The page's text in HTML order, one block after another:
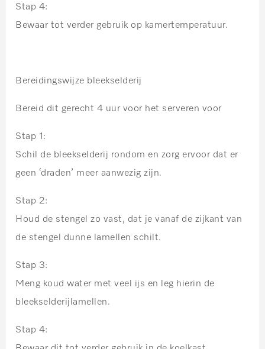
Stap 4:
Bewaar tot verder gebruik op kamertemperatuur.
Bereidingswijze bleekselderij
Bereid dit gerecht 4 uur voor het serveren voor
Stap 1:
Schil de bleekselderij rondom en zorg ervoor dat er
geen ‘draden’ meer aanwezig zijn.
Stap 2:
Houd de stengel zo vast, dat je vanaf de zijkant van
de stengel dunne lamellen schilt.
Stap 3:
Meng koud water met veel ijs en leg hierin de
bleekselderijlamellen.
Stap 4: